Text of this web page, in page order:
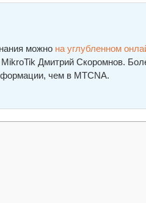
можно на углубленном
Дмитрий Скоромнов.
чем в MTCNA.